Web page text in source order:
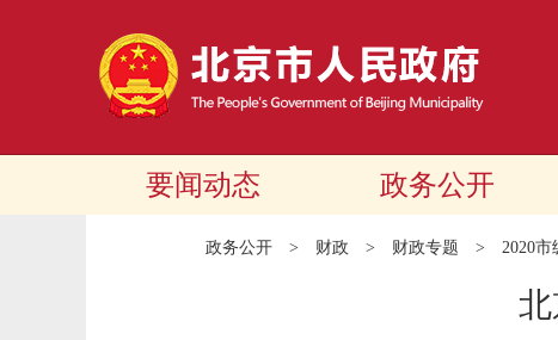
要闻动态 政务公开
政务公开 > 财政 > 财政专题 > 2020